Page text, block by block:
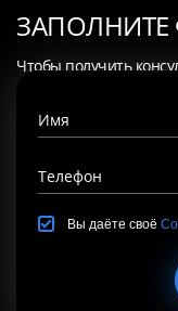
Чтобы получить
Имя
Телефон
Вы даёте своё